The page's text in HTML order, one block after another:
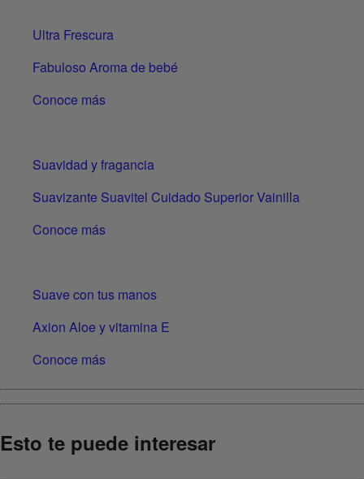
Ultra Frescura
Fabuloso Aroma de bebé
Conoce más
Suavidad y fragancia
Suavizante Suavitel Cuidado Superior Vainilla
Conoce más
Suave con tus manos
Axion Aloe y vitamina E
Conoce más
Esto te puede interesar